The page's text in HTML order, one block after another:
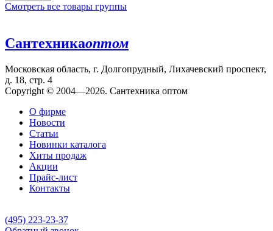
Смотреть все товары группы
Сантехникаоптом
Московская область, г. Долгопрудный, Лихачевский проспект,
д. 18, стр. 4
Copyright © 2004—2026. Сантехника оптом
О фирме
Новости
Статьи
Новинки каталога
Хиты продаж
Акции
Прайс-лист
Контакты
(495) 223-23-37